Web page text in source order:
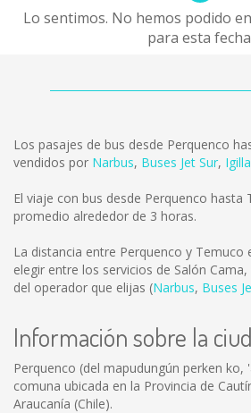
Lo sentimos. No hemos podido
para esta
Los pasajes de bus desde Perquenco
vendidos por Narbus, Buses Jet Sur,
El viaje con bus desde Perquenco hasta
promedio alrededor de 3 horas.
La distancia entre Perquenco y Temuco
elegir entre los servicios de Salón
del operador que elijas (Narbus, Buses
Información sobre la
Perquenco (del mapudungún perken ko,
comuna ubicada en la Provincia de
Araucanía (Chile).